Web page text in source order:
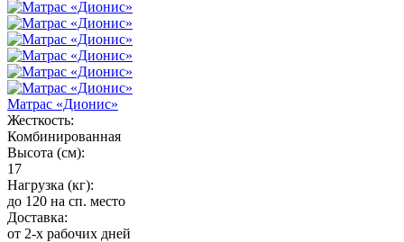
Матрас «Дионис»
Жесткость:
Комбинированная
Высота (см):
17
Нагрузка (кг):
до 120 на сп. место
Доставка:
от 2-х рабочих дней